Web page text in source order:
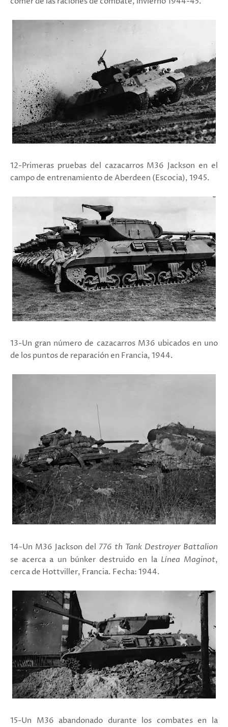
12-Primeras pruebas del cazacarros M36 Jackson en el
campo de entrenamiento de Aberdeen (Escocia), 1945.
13-Un gran número de cazacarros M36 ubicados en uno
de los puntos de reparación en Francia, 1944.
14-Un M36 Jackson del 776 th Tank Destroyer Battalion
se acerca a un búnker destruido en la Línea Maginot,
cerca de Hottviller, Francia. Fecha: 1944.
15-Un M36 abandonado durante los combates en la